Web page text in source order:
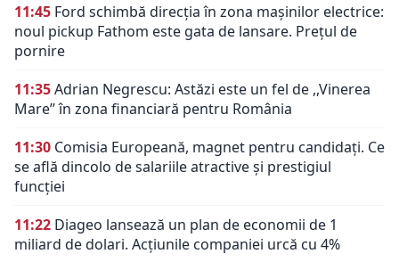
11:45 Ford schimbă direcția în zona mașinilor electrice:
noul pickup Fathom este gata de lansare. Prețul de
pornire
11:35Adrian Negrescu: Astăzi este un fel de ,,Vinerea
Mare’’ în zona financiară pentru România
11:30 Comisia Europeană, magnet pentru candidați. Ce
se află dincolo de salariile atractive și prestigiul
funcției
11:22 Diageo lansează un plan de economii de 1
miliard de dolari. Acțiunile companiei urcă cu 4%